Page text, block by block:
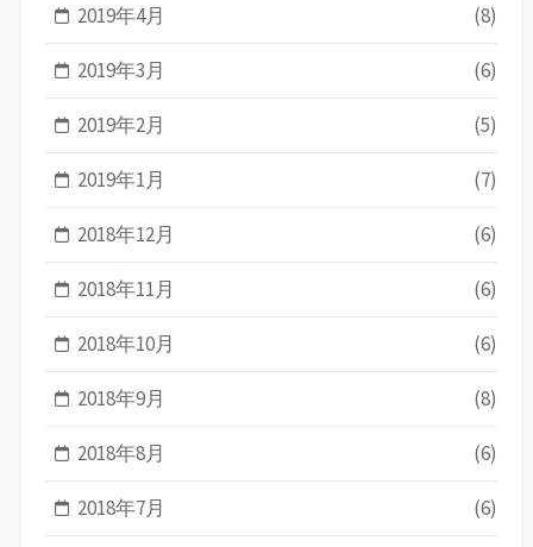
2019年4月 (8)
2019年3月 (6)
2019年2月 (5)
2019年1月 (7)
2018年12月 (6)
2018年11月 (6)
2018年10月 (6)
2018年9月 (8)
2018年8月 (6)
2018年7月 (6)